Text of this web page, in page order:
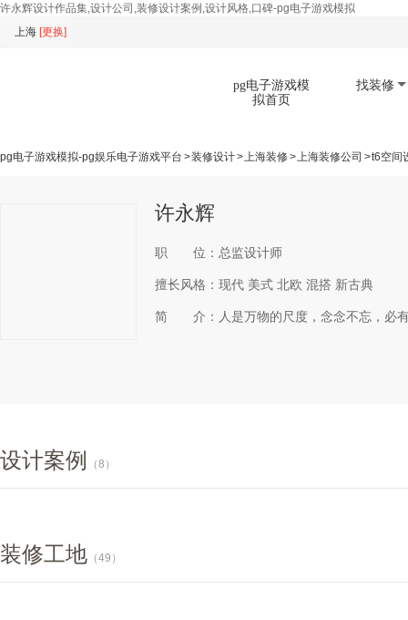
许永辉设计作品集,设计公司,装修设计案例,设计风格,口碑-pg电子游戏模拟
上海 [更换]
pg电子游戏模
拟首页
找装修
pg电子游戏模拟-pg娱乐电子游戏平台 >装修设计>上海装修>上海装修公司 >t6空间
许永辉
职 位： 总监设计师
擅长风格： 现代 美式 北欧 混搭 新古典
简 介： 人是万物的尺度，念念不忘，必
设计案例 （8）
装修工地 （49）